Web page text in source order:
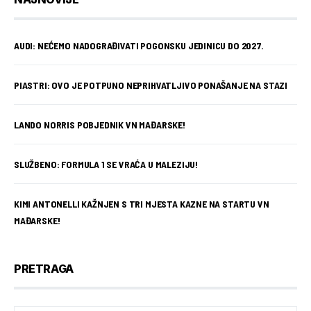
AUDI: NEĆEMO NADOGRAĐIVATI POGONSKU JEDINICU DO 2027.
PIASTRI: OVO JE POTPUNO NEPRIHVATLJIVO PONAŠANJE NA STAZI
LANDO NORRIS POBJEDNIK VN MAĐARSKE!
SLUŽBENO: FORMULA 1 SE VRAĆA U MALEZIJU!
KIMI ANTONELLI KAŽNJEN S TRI MJESTA KAZNE NA STARTU VN
MAĐARSKE!
PRETRAGA